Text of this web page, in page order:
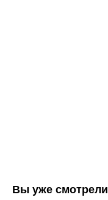
Вы уже смотрели